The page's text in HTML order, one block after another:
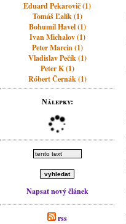
Eduard Pekarovič (1)
Tomáš Ľalík (1)
Bohumil Havel (1)
Ivan Michalov (1)
Peter Marcin (1)
Vladislav Pečík (1)
Peter K (1)
Róbert Černák (1)
Nálepky:
Napsat nový článek
rss